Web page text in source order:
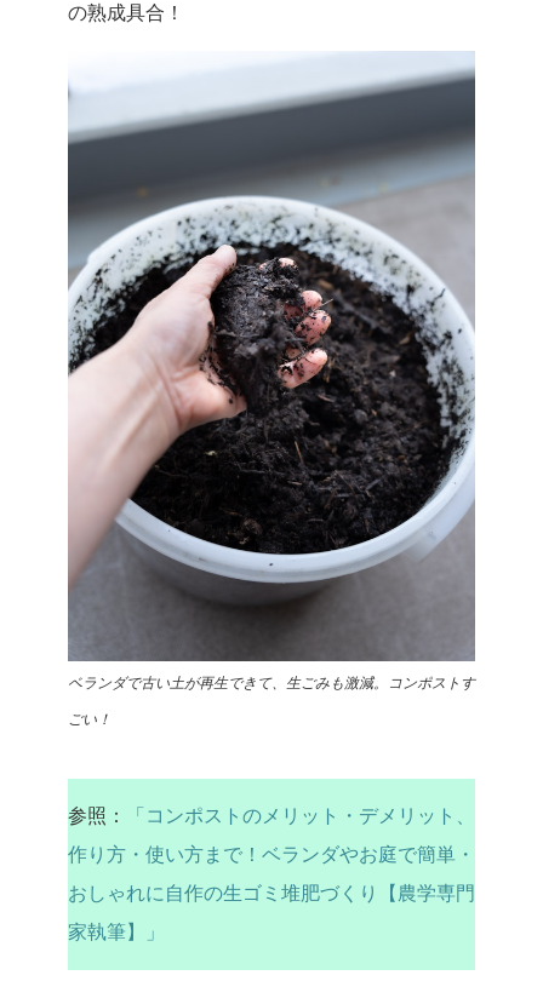
の熟成具合！
ベランダで古い土が再生できて、生ごみも激減。コンポストす
ごい！
参照：
「コンポストのメリット・デメリット、
作り方・使い方まで！ベランダやお庭で簡単・
おしゃれに自作の生ゴミ堆肥づくり【農学専門
家執筆】」